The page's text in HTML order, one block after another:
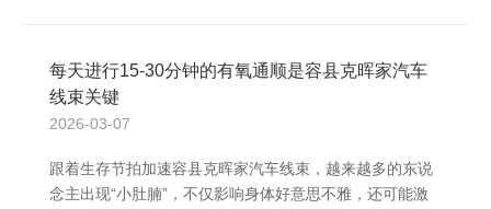
每天进行15-30分钟的有氧通顺是容县克晖家汽车
线束关键
2026-03-07
跟着生存节拍加速容县克晖家汽车线束，越来越多的东说
念主出现“小肚腩”，不仅影响身体好意思不雅，还可能激